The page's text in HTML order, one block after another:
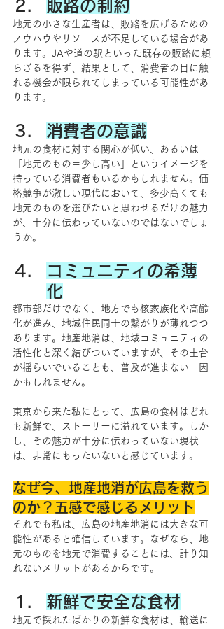
販路の制約
地元の小さな生産者は、販路を広げるための
ノウハウやリソースが不足している場合があ
ります。JAや道の駅といった既存の販路に頼
らざるを得ず、結果として、消費者の目に触
れる機会が限られてしまっている可能性があ
ります。
消費者の意識
地元の食材に対する関心が低い、あるいは
「地元のもの＝少し高い」というイメージを
持っている消費者もいるかもしれません。価
格競争が激しい現代において、多少高くても
地元のものを選びたいと思わせるだけの魅力
が、十分に伝わっていないのではないでしょ
うか。
コミュニティの希薄
化
都市部だけでなく、地方でも核家族化や高齢
化が進み、地域住民同士の繋がりが薄れつつ
あります。地産地消は、地域コミュニティの
活性化と深く結びついていますが、その土台
が揺らいでいることも、普及が進まない一因
かもしれません。
東京から来た私にとって、広島の食材はどれ
も新鮮で、ストーリーに溢れています。しか
し、その魅力が十分に伝わっていない現状
は、非常にもったいないと感じています。
なぜ今、地産地消が広島を救う
のか？五感で感じるメリット
それでも私は、広島の地産地消には大きな可
能性があると確信しています。なぜなら、地
元のものを地元で消費することには、計り知
れないメリットがあるからです。
新鮮で安全な食材
地元で採れたばかりの新鮮な食材は、輸送に